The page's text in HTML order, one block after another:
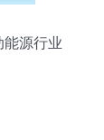
能源行业